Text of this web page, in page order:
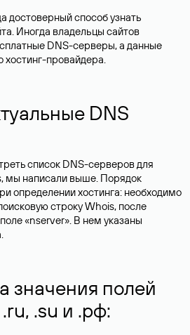
достоверный способ узнать
Иногда владельцы сайтов
DNS-серверы, а данные
хостинг-провайдера.
DNS
список DNS-серверов для
мы написали выше. Порядок
определении хостинга: необходимо
строку Whois, после
«nserver». В нем указаны
значения полей
.su и .рф: